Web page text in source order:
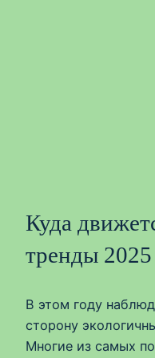
Куда
тренды 2025
В этом году
сторону
Многие из самых